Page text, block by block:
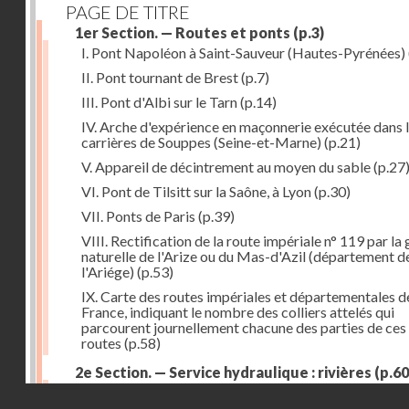
PAGE DE TITRE
1er Section. — Routes et ponts (p.3)
I. Pont Napoléon à Saint-Sauveur (Hautes-Pyrénées)
II. Pont tournant de Brest(p.7)
III. Pont d'Albi sur le Tarn(p.14)
IV. Arche d'expérience en maçonnerie exécutée dans
carrières de Souppes (Seine-et-Marne) (p.21)
V. Appareil de décintrement au moyen du sable(p.27)
VI. Pont de Tilsitt sur la Saône, à Lyon(p.30)
VII. Ponts de Paris (p.39)
VIII. Rectification de la route impériale n° 119 par la
naturelle de l'Arize ou du Mas-d'Azil (département
l'Ariége) (p.53)
IX. Carte des routes impériales et départementales
France, indiquant le nombre des colliers attelés qui
parcourent journellement chacune des parties de ces
routes (p.58)
2e Section. — Service hydraulique : rivières